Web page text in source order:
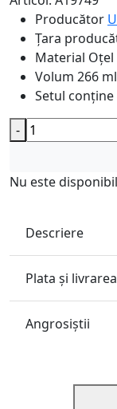
Producător
Țara
Material
Volum 266
Setul conține
-
Nu este disponibil
Descriere
Plata și livrarea
Angrosiştii